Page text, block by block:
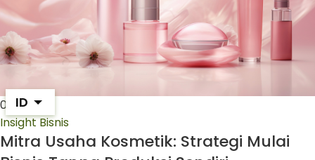
06Jul
Insight Bisnis
Mitra Usaha Kosmetik: Strategi Mulai
ID